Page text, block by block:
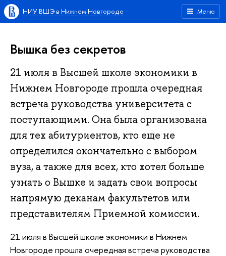
Меню
НИУ ВШЭ в Нижнем Новгороде
Вышка без секретов
21 июля в Высшей школе экономики в
Нижнем Новгороде прошла очередная
встреча руководства университета с
поступающими. Она была организована
для тех абитуриентов, кто еще не
определился окончательно с выбором
вуза, а также для всех, кто хотел больше
узнать о Вышке и задать свои вопросы
напрямую деканам факультетов или
представителям Приемной комиссии.
21 июля в Высшей школе экономики в Нижнем
Новгороде прошла очередная встреча руководства